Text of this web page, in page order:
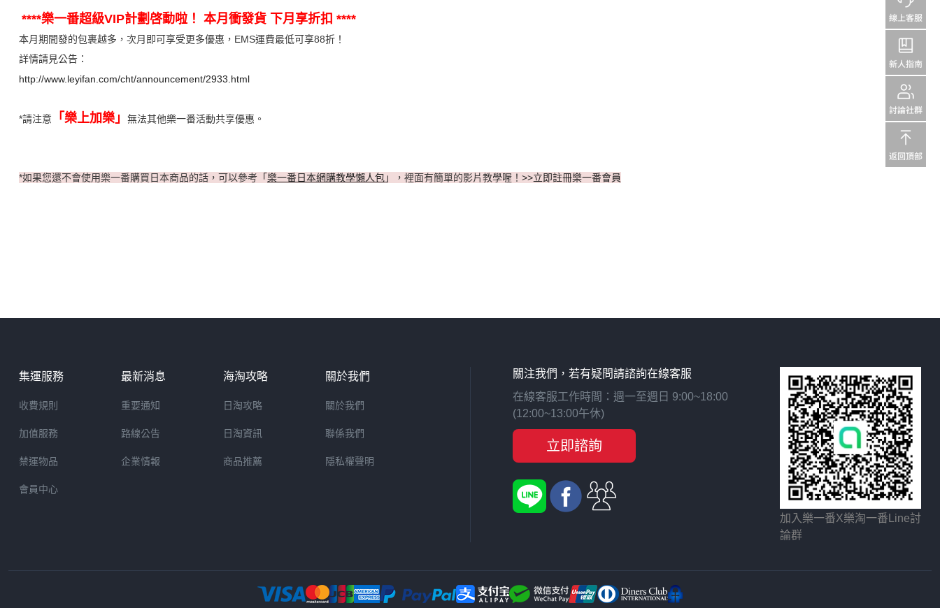
****樂一番超級VIP計劃啓動啦！ 本月衝發貨 下月享折扣 ****
本月期間發的包裹越多，次月即可享受更多優惠，EMS運費最低可享88折！
詳情請見公告：
http://www.leyifan.com/cht/announcement/2933.html
*請注意 「樂上加樂」 無法其他樂一番活動共享優惠。
*如果您還不會使用樂一番購買日本商品的話，可以參考 「樂一番日本網購教學懶人包」 ，裡面有簡單的影片教學喔！ >>立即註冊樂一番會員
集運服務
收費規則
加值服務
禁運物品
會員中心
最新消息
重要通知
路線公告
企業情報
海淘攻略
日淘攻略
日淘資訊
商品推薦
關於我們
關於我們
聯係我們
隱私權聲明
關注我們，若有疑問請諮詢在線客服
在線客服工作時間：週一至週日 9:00~18:00
(12:00~13:00午休)
立即諮詢
加入樂一番X樂淘一番Line討
論群